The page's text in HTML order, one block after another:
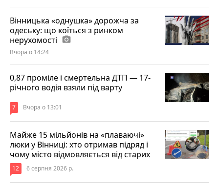
Вінницька «однушка» дорожча за
одеську: що коїться з ринком
нерухомості photo_camera
Вчора о 14:24
0,87 проміле і смертельна ДТП — 17-
річного водія взяли під варту
7 Вчора о 13:01
Майже 15 мільйонів на «плаваючі»
люки у Вінниці: хто отримав підряд і
чому місто відмовляється від старих
12 6 серпня 2026 р.